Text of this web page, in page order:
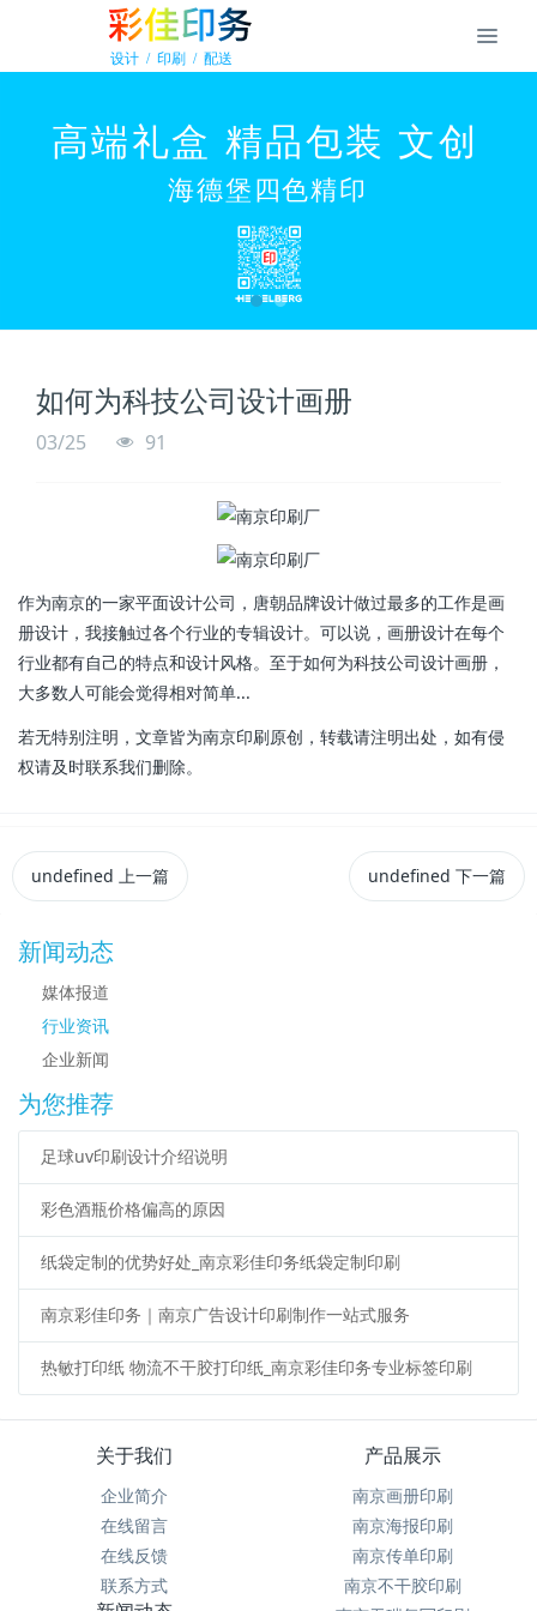
如何为科技公司设计画册
03/25 91
作为南京的一家平面设计公司，唐朝品牌设计做过最多的工作是画
册设计，我接触过各个行业的专辑设计。可以说，画册设计在每个
行业都有自己的特点和设计风格。至于如何为科技公司设计画册，
大多数人可能会觉得相对简单...
若无特别注明，文章皆为南京印刷原创，转载请注明出处，如有侵
权请及时联系我们删除。
undefined 上一篇 undefined 下一篇
新闻动态
媒体报道
行业资讯
企业新闻
为您推荐
足球uv印刷设计介绍说明
彩色酒瓶价格偏高的原因
纸袋定制的优势好处_南京彩佳印务纸袋定制印刷
南京彩佳印务｜南京广告设计印刷制作一站式服务
热敏打印纸 物流不干胶打印纸_南京彩佳印务专业标签印刷
关于我们
企业简介
在线留言
在线反馈
联系方式
产品展示
南京画册印刷
南京海报印刷
南京传单印刷
南京不干胶印刷